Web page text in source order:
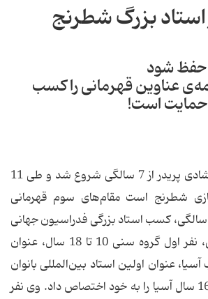
بزرگ شطرنج
حفظ شود
عناوین قهرمانی را كسب
است!
آغاز فعالیت حرفه‌ای شادی پریدر از 7 سالگی شروع شد و طی 11
شطرنج است مقام‌های سوم قهرمانی
بزرگسالان كشور در 9 سالگی، كسب استاد بزرگی فدراسیون جهانی
شطرنج در 11 سالگی، نفر اول گروه سنی 10 تا 18 سال، عنوان
عنوان اولین استاد بین‌المللی بانوان
ایران و مقام اول زیر 16 سال آسیا را به خود اختصاص داد. وی نفر